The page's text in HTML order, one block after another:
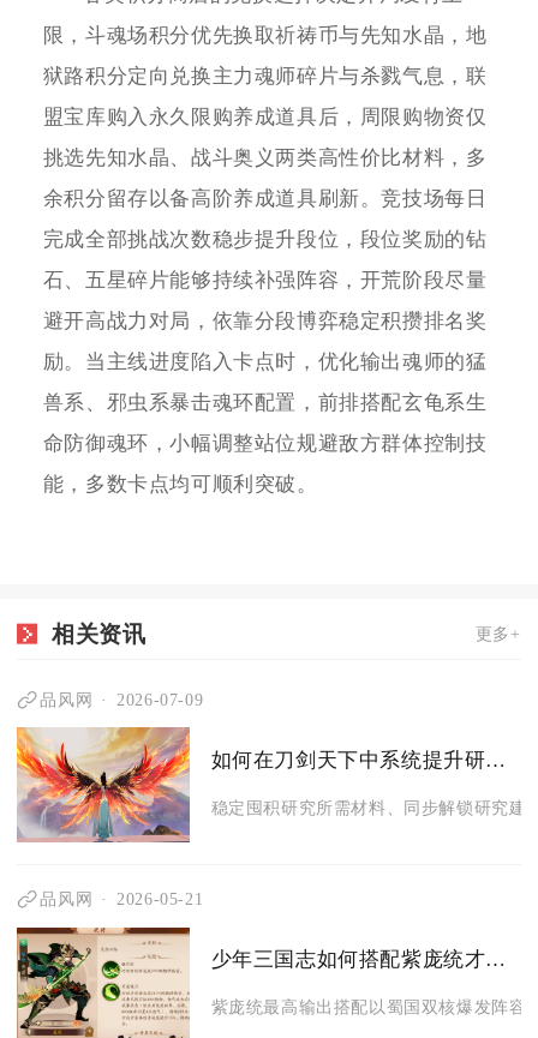
限，斗魂场积分优先换取祈祷币与先知水晶，地
狱路积分定向兑换主力魂师碎片与杀戮气息，联
盟宝库购入永久限购养成道具后，周限购物资仅
挑选先知水晶、战斗奥义两类高性价比材料，多
余积分留存以备高阶养成道具刷新。竞技场每日
完成全部挑战次数稳步提升段位，段位奖励的钻
石、五星碎片能够持续补强阵容，开荒阶段尽量
避开高战力对局，依靠分段博弈稳定积攒排名奖
励。当主线进度陷入卡点时，优化输出魂师的猛
兽系、邪虫系暴击魂环配置，前排搭配玄龟系生
命防御魂环，小幅调整站位规避敌方群体控制技
能，多数卡点均可顺利突破。
相关资讯 更多+
品风网 2026-07-09
如何在刀剑天下中系统提升研究等级
稳定囤积研究所需材料、同步解锁研究建
品风网 2026-05-21
少年三国志如何搭配紫庞统才能有最高输出
紫庞统最高输出搭配以蜀国双核爆发阵容